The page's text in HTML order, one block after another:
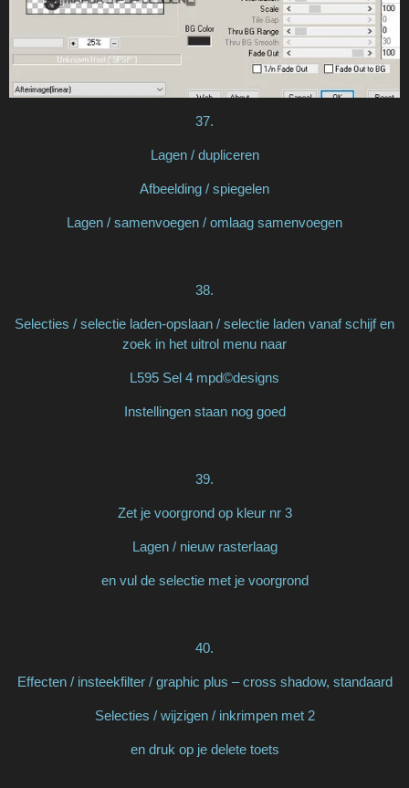
37.
Lagen / dupliceren
Afbeelding / spiegelen
Lagen / samenvoegen / omlaag samenvoegen
38.
Selecties / selectie laden-opslaan / selectie laden vanaf schijf en
zoek in het uitrol menu naar
L595 Sel 4 mpd©designs
Instellingen staan nog goed
39.
Zet je voorgrond op kleur nr 3
Lagen / nieuw rasterlaag
en vul de selectie met je voorgrond
40.
Effecten / insteekfilter / graphic plus – cross shadow, standaard
Selecties / wijzigen / inkrimpen met 2
en druk op je delete toets